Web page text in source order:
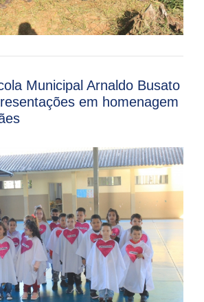
Municipal Arnaldo Busato
em homenagem